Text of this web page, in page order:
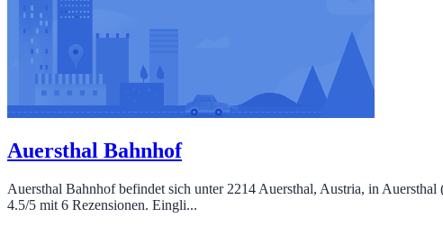
Auersthal Bahnhof
Auersthal Bahnhof befindet sich unter 2214 Auersthal, Austria, in
4.5/5 mit 6 Rezensionen. Eingli...